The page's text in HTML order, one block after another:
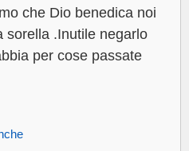
che Dio benedica noi
sorella .Inutile negarlo
per cose passate